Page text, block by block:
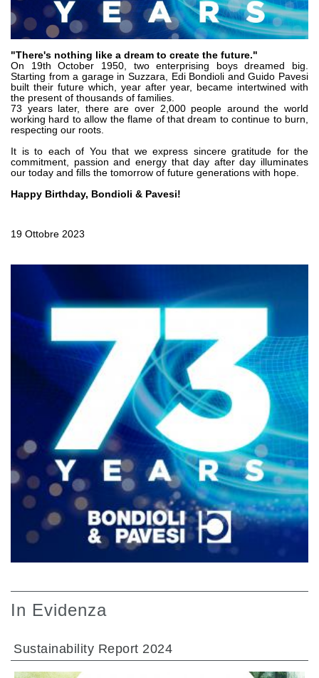
Pompe e motori a pistoni assiali
Motori elettrici brushless - Serie MS
Motori a pistoni radiali
Motori Orbitali prodotti per Bondioli & Pavesi
Sistemi di accoppiamento
Controllo
Valvole di controllo direzionale
Valvole a cartuccia
Valvole in linea
Componenti Elettronici per Sistemi di Controllo
Scambiatori di calore
"There's nothing like a dream to create the future."
On 19th October 1950, two enterprising boys dreamed big.
Starting from a garage in Suzzara, Edi Bondioli and Guido Pavesi
built their future which, year after year, became intertwined with
the present of thousands of families.
73 years later, there are over 2,000 people around the world
working hard to allow the flame of that dream to continue to burn,
respecting our roots.
It is to each of You that we express sincere gratitude for the
commitment, passion and energy that day after day illuminates
our today and fills the tomorrow of future generations with hope.
Happy Birthday, Bondioli & Pavesi!
19 Ottobre 2023
In Evidenza
Sustainability Report 2024